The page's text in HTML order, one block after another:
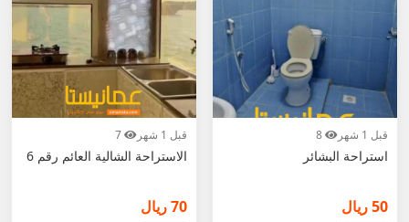
قبل 1 شهر
استراحة البشائر
50 ريال
قبل 1 شهر
الاستراحة الشالية العائم رقم 6
70 ريال